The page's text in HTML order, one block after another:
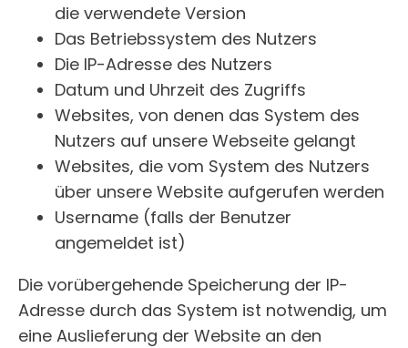
die verwendete Version
Das Betriebssystem des Nutzers
Die IP-Adresse des Nutzers
Datum und Uhrzeit des Zugriffs
Websites, von denen das System des
Nutzers auf unsere Webseite gelangt
Websites, die vom System des Nutzers
über unsere Website aufgerufen werden
Username (falls der Benutzer
angemeldet ist)
Die vorübergehende Speicherung der IP-
Adresse durch das System ist notwendig, um
eine Auslieferung der Website an den